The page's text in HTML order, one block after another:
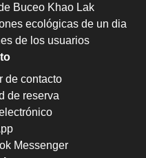
Buceo Khao Lak
ecológicas de un dia
de los usuarios
de contacto
de reserva
Messenger